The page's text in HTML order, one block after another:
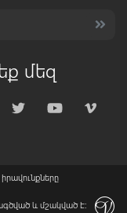
մեզ
և մշակված է: